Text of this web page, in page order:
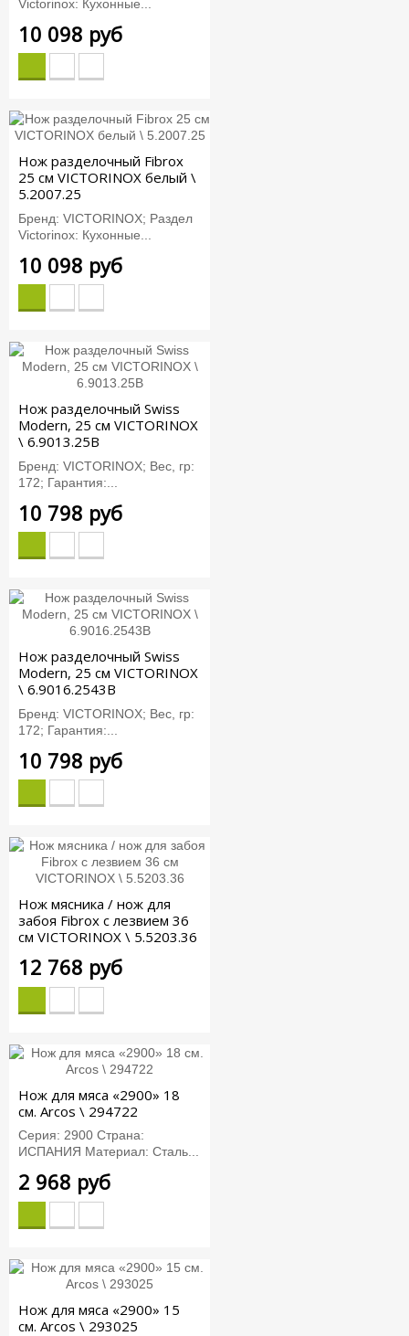
Victorinox: Кухонные...
10 098 руб
Нож разделочный Fibrox
25 см VICTORINOX белый \
5.2007.25
Бренд: VICTORINOX; Раздел
Victorinox: Кухонные...
10 098 руб
Нож разделочный Swiss
Modern, 25 см VICTORINOX
\ 6.9013.25B
Бренд: VICTORINOX; Вес, гр:
172; Гарантия:...
10 798 руб
Нож разделочный Swiss
Modern, 25 см VICTORINOX
\ 6.9016.2543B
Бренд: VICTORINOX; Вес, гр:
172; Гарантия:...
10 798 руб
Нож мясника / нож для
забоя Fibrox с лезвием 36
см VICTORINOX \ 5.5203.36
12 768 руб
Нож для мяса «2900» 18
см. Arcos \ 294722
Серия: 2900 Страна:
ИСПАНИЯ Материал: Сталь...
2 968 руб
Нож для мяса «2900» 15
см. Arcos \ 293025